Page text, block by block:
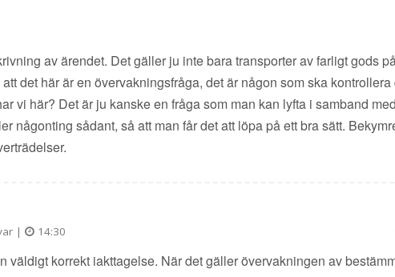
av ärendet. Det gäller ju inte bara transporter av farligt gods
det här är en övervakningsfråga, det är någon som ska kontrollera
vi här? Det är ju kanske en fråga som man kan lyfta i samband
någonting sådant, så att man får det att löpa på ett bra sätt.
| 14:30
väldigt korrekt iakttagelse. När det gäller övervakningen av